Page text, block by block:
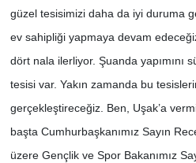
güzel tesisimizi daha da iyi duruma
ev sahipliği yapmaya devam
dört nala ilerliyor. Şuanda yapımını
tesisi var. Yakın zamanda bu tesislerin
gerçekleştireceğiz. Ben, Uşak’a
başta Cumhurbaşkanımız Sayın
üzere Gençlik ve Spor Bakanımız